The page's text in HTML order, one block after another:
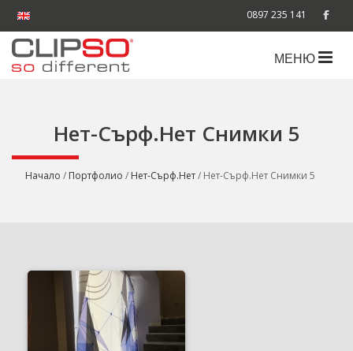
0897 235 141
МЕНЮ
Нет-Сърф.Нет Снимки 5
Начало / Портфолио / Нет-Сърф.Нет/ Нет-Сърф.Нет Снимки 5